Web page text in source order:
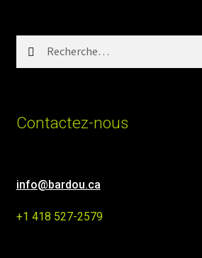
Contactez-nous
info@bardou.ca
+1 418 527-2579